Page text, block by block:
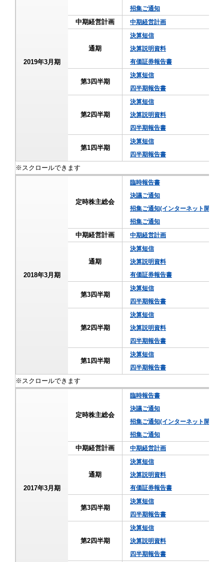
2019年3月期
招集ご通知
中期経営計画 中期経営計画
通期
決算短信
決算説明資料
有価証券報告書
第3四半期
決算短信
四半期報告書
第2四半期
決算短信
決算説明資料
四半期報告書
第1四半期
決算短信
四半期報告書
2018年3月期
定時株主総会
臨時報告書
決議ご通知
招集ご通知(インターネット開示事
招集ご通知
中期経営計画 中期経営計画
通期
決算短信
決算説明資料
有価証券報告書
第3四半期
決算短信
四半期報告書
第2四半期
決算短信
決算説明資料
四半期報告書
第1四半期
決算短信
四半期報告書
2017年3月期
定時株主総会
臨時報告書
決議ご通知
招集ご通知(インターネット開示事
招集ご通知
中期経営計画 中期経営計画
通期
決算短信
決算説明資料
有価証券報告書
第3四半期
決算短信
四半期報告書
第2四半期
決算短信
決算説明資料
四半期報告書